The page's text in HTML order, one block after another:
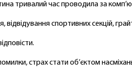
тривалий час проводила за
спортивних секцій,
страх стати об’єктом